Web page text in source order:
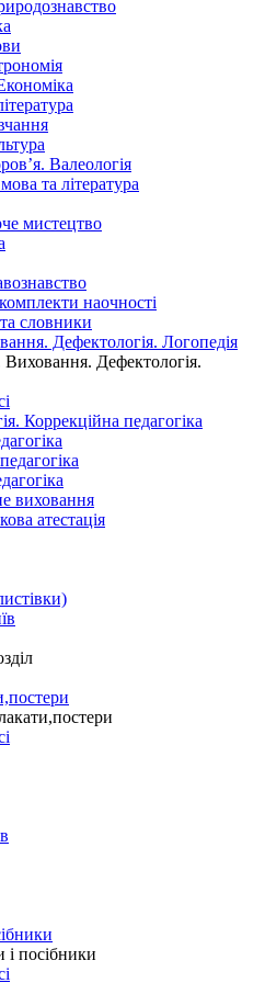
Валеологія
та література
мистецтво
наочності
словники
Дефектологія. Логопедія
Виховання. Дефектологія.
Коррекційна педагогіка
виховання
атестація
і посібники